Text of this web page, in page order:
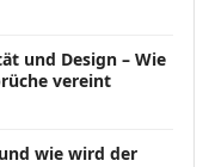
und Design – Wie
vereint
wie wird der